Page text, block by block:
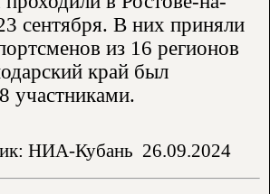
сентября. В них приняли
из 16 регионов
край был
участниками.
НИА-Кубань 26.09.2024